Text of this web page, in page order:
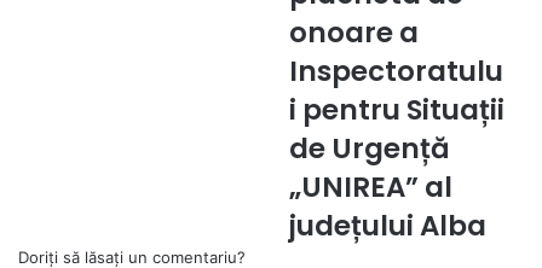
Inspectoratului
Situații
de
Urgență
„UNIREA”
județului
Alba
onoare a
Inspectoratulu
i pentru Situații
de Urgență
„UNIREA” al
județului Alba
Doriți să lăsați un comentariu?